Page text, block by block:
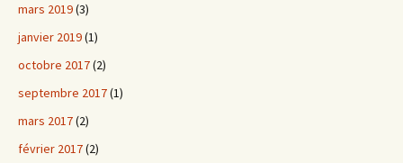
mars 2019(3)
janvier 2019(1)
octobre 2017(2)
septembre 2017(1)
mars 2017(2)
février 2017(2)